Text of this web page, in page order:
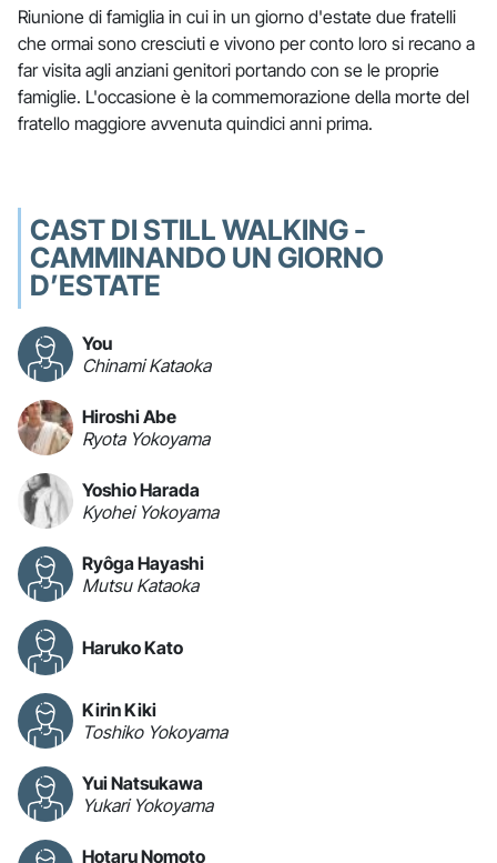
Riunione di famiglia in cui in un giorno d'estate due fratelli
che ormai sono cresciuti e vivono per conto loro si recano a
far visita agli anziani genitori portando con se le proprie
famiglie. L'occasione è la commemorazione della morte del
fratello maggiore avvenuta quindici anni prima.
CAST DI STILL WALKING -
CAMMINANDO UN GIORNO
D’ESTATE
You
Chinami Kataoka
Hiroshi Abe
Ryota Yokoyama
Yoshio Harada
Kyohei Yokoyama
Ryôga Hayashi
Mutsu Kataoka
Haruko Kato
Kirin Kiki
Toshiko Yokoyama
Yui Natsukawa
Yukari Yokoyama
Hotaru Nomoto